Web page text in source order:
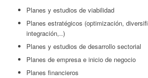
Planes y estudios de viabilidad
Planes estratégicos (optimización,
integración,..)
Planes y estudios de desarrollo sectorial
Planes de empresa e inicio de negocio
Planes financieros